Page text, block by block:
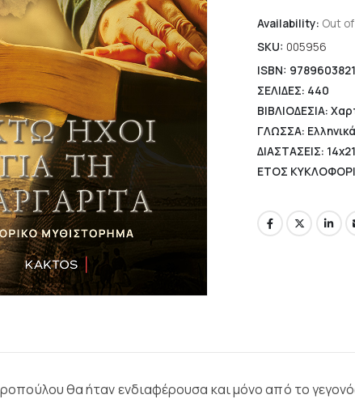
12,61 €.
Availability: Out
SKU: 005956
ISBN:
ΣΕΛΙΔΕΣ: 440
ΒΙΒΛΙΟΔΕΣΙΑ:
ΓΛΩΣΣΑ: Ελληνικά
ΔΙΑΣΤΑΣΕΙΣ: 14x21
ΕΤΟΣ
θα ήταν ενδιαφέρουσα και μόνο από το